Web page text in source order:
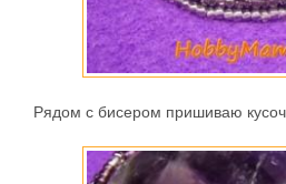
Рядом с бисером пришиваю